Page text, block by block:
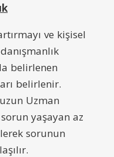
ve kişisel
belirlenen
belirlenir.
Uzman
yaşayan az
sorunun